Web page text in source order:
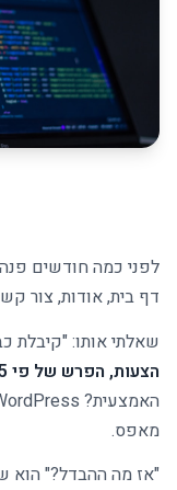
לפני כמה חודשים
דף בית, אודות, צור
שאלתי אותו: "קיבלת
הצעות, הפרש של פי 5 ביניהן
מאפס.